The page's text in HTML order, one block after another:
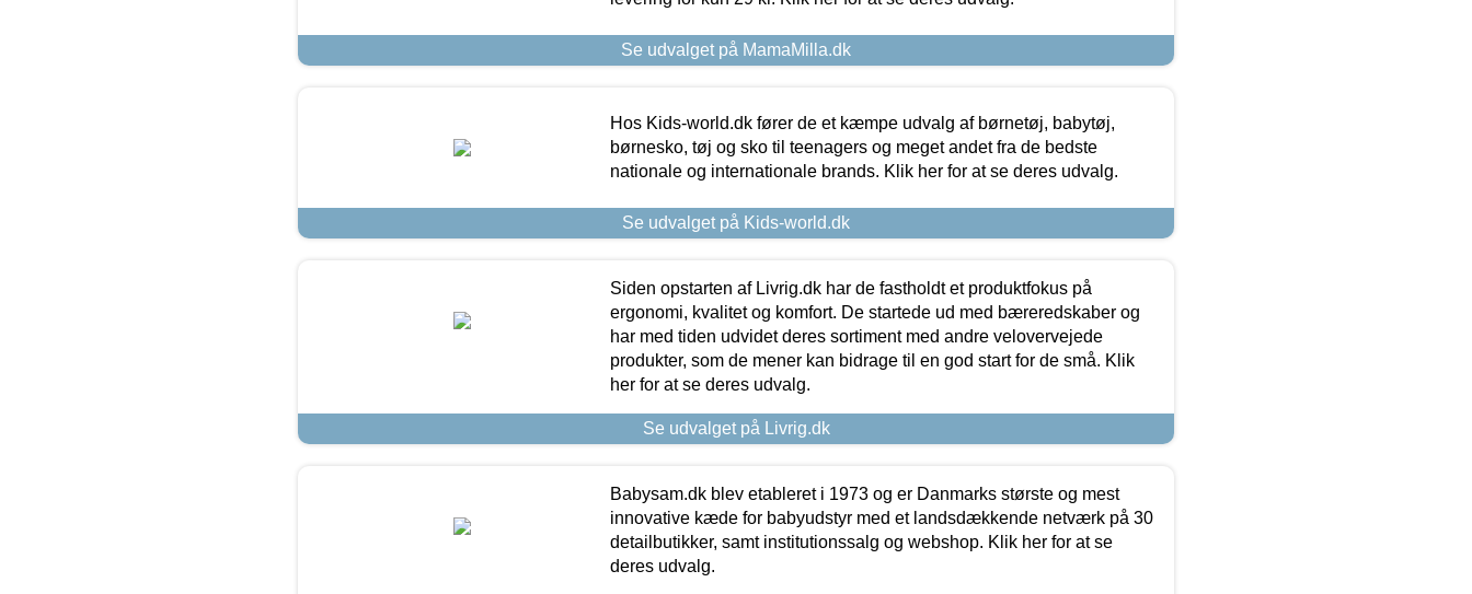
Se udvalget på MamaMilla.dk
Hos Kids-world.dk fører de et kæmpe udvalg af børnetøj, babytøj,
børnesko, tøj og sko til teenagers og meget andet fra de bedste
nationale og internationale brands. Klik her for at se deres udvalg.
Se udvalget på Kids-world.dk
Siden opstarten af Livrig.dk har de fastholdt et produktfokus på
ergonomi, kvalitet og komfort. De startede ud med bæreredskaber og
har med tiden udvidet deres sortiment med andre velovervejede
produkter, som de mener kan bidrage til en god start for de små. Klik
her for at se deres udvalg.
Se udvalget på Livrig.dk
Babysam.dk blev etableret i 1973 og er Danmarks største og mest
innovative kæde for babyudstyr med et landsdækkende netværk på 30
detailbutikker, samt institutionssalg og webshop. Klik her for at se
deres udvalg.